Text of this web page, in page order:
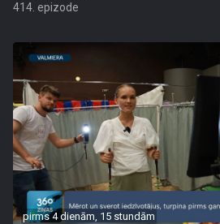
414. epizode
pirms 4 dienām, 15 stundām